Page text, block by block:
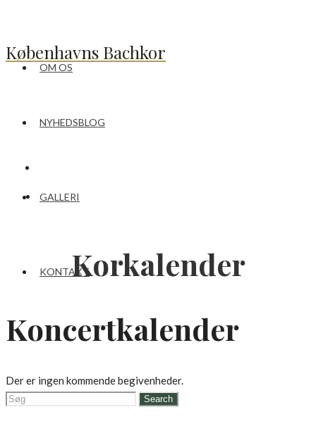
OM OS
Københavns Bachkor
NYHEDSBLOG
GALLERI
KONTAKTKorkalender
Koncertkalender
Der er ingen kommende begivenheder.
Search